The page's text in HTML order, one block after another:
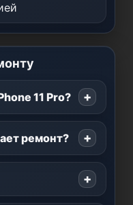
11 Pro?
ремонт?